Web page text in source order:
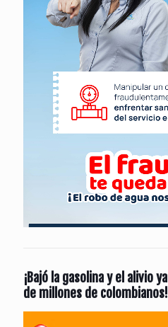
¡Bajó la gasolina y el alivio
de millones de colombianos!